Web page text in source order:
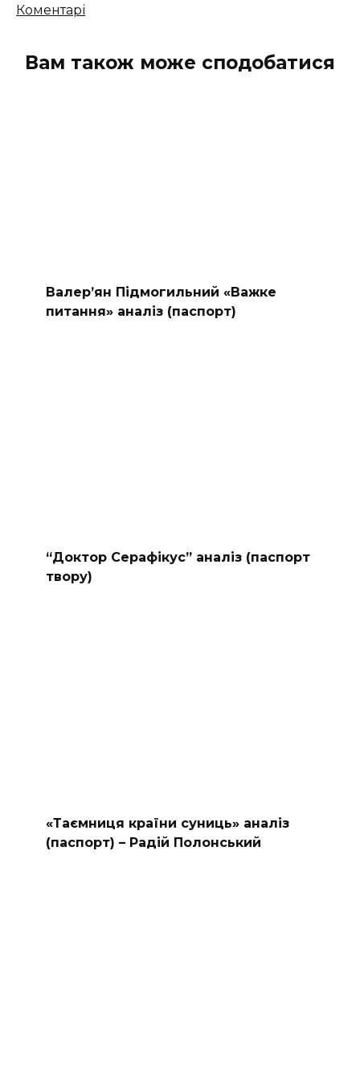
коментарів
Коментарі
Вам також може сподобатися
Валер’ян Підмогильний «Важке
питання» аналіз (паспорт)
“Доктор Серафікус” аналіз (паспорт
твору)
«Таємниця країни суниць» аналіз
(паспорт) – Радій Полонський